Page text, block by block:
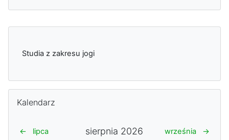
Studia z zakresu jogi
Kalendarz
← lipca sierpnia 2026 września
→